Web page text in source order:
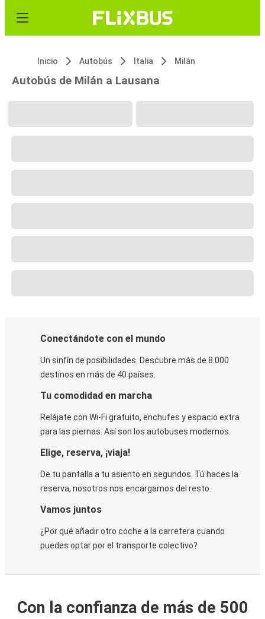
Inicio Autobús Italia Milán
Autobús de Milán a Lausana
Conectándote con el mundo
Un sinfín de posibilidades. Descubre más de 8.000
destinos en más de 40 países.
Tu comodidad en marcha
Relájate con Wi-Fi gratuito, enchufes y espacio extra
para las piernas. Así son los autobuses modernos.
Elige, reserva, ¡viaja!
De tu pantalla a tu asiento en segundos. Tú haces la
reserva, nosotros nos encargamos del resto.
Vamos juntos
¿Por qué añadir otro coche a la carretera cuando
puedes optar por el transporte colectivo?
Con la confianza de más de 500